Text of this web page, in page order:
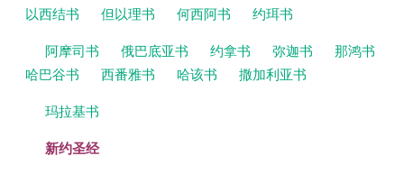
以西结书
但以理书 何西阿书
约珥书
阿摩司书
俄巴底亚书 约拿书 弥迦书
那鸿书
哈巴谷书
西番雅书 哈该书
撒加利亚书
玛拉基书
新约圣经